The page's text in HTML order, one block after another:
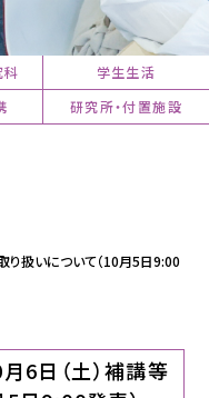
科
学生生活
研究所・付置施設
り扱いについて（10月5日9:00
6日（土）補講等